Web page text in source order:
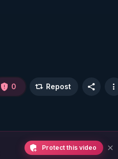
0 Repost
Protect this video